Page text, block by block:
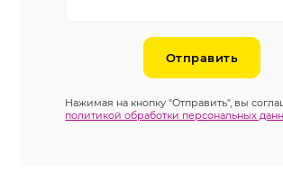
Отправить
Нажимая на кнопку "Отправить", вы
политикой обработки персональных